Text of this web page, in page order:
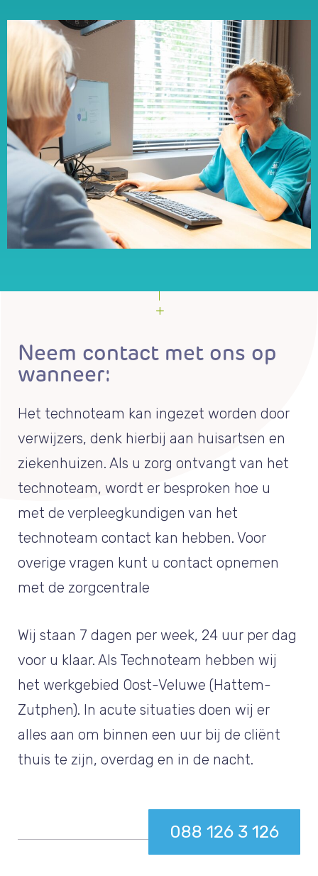
Neem contact met ons op
wanneer:
Het technoteam kan ingezet worden door
verwijzers, denk hierbij aan huisartsen en
ziekenhuizen. Als u zorg ontvangt van het
technoteam, wordt er besproken hoe u
met de verpleegkundigen van het
technoteam contact kan hebben. Voor
overige vragen kunt u contact opnemen
met de zorgcentrale
Wij staan 7 dagen per week, 24 uur per dag
voor u klaar. Als Technoteam hebben wij
het werkgebied Oost-Veluwe (Hattem-
Zutphen). In acute situaties doen wij er
alles aan om binnen een uur bij de cliënt
thuis te zijn, overdag en in de nacht.
088 126 3 126